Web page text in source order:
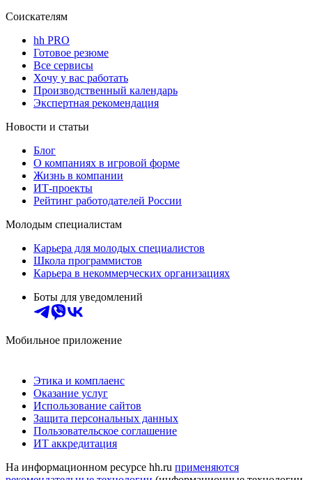
Соискателям
hh PRO
Готовое резюме
Все сервисы
Хочу у вас работать
Производственный календарь
Экспертная рекомендация
Новости и статьи
Блог
О компаниях в игровой форме
Жизнь в компании
ИТ-проекты
Рейтинг работодателей России
Молодым специалистам
Карьера для молодых специалистов
Школа программистов
Карьера в некоммерческих организациях
Боты для уведомлений
Мобильное приложение
Этика и комплаенс
Оказание услуг
Использование сайтов
Защита персональных данных
Пользовательское соглашение
ИТ аккредитация
На информационном ресурсе hh.ru применяются